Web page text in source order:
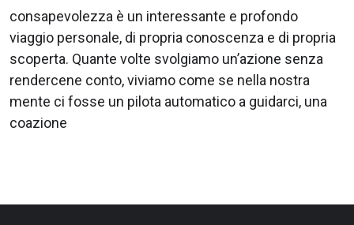
consapevolezza è un interessante e profondo
viaggio personale, di propria conoscenza e di propria
scoperta. Quante volte svolgiamo un’azione senza
rendercene conto, viviamo come se nella nostra
mente ci fosse un pilota automatico a guidarci, una
coazione